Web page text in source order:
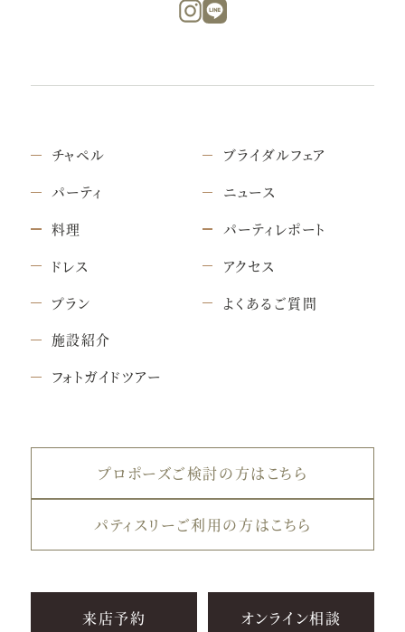
チャペル
パーティ
料理
ドレス
プラン
施設紹介
フォトガイドツアー
ブライダルフェア
ニュース
パーティレポート
アクセス
よくあるご質問
プロポーズご検討の方はこちら
パティスリーご利用の方はこちら
来店予約 オンライン相談